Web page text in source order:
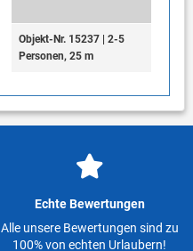
Objekt-Nr. 15237 | 2-5
Personen, 25 m
Echte Bewertungen
Alle unsere Bewertungen sind zu
100% von echten Urlaubern!